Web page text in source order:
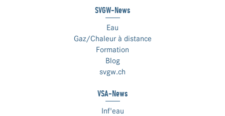
SVGW-News
Eau
Gaz/Chaleur à distance
Formation
Blog
svgw.ch
VSA-News
Inf'eau